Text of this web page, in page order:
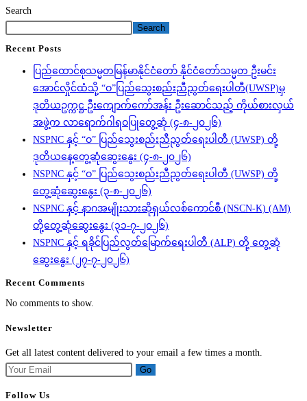
Search
Search
Recent Posts
ပြည်ထောင်စုသမ္မတမြန်မာနိုင်ငံတော် နိုင်ငံတော်သမ္မတ ဦးမင်း
အောင်လှိုင်ထံသို့ “ဝ”ပြည်သွေးစည်းညီညွတ်ရေးပါတီ(UWSP)မှ
ဒုတိယဥက္ကဋ္ဌ ဦးကျောက်ကော်အန်း ဦးဆောင်သည့် ကိုယ်စားလှယ်
အဖွဲ့က လာရောက်ဂါရဝပြုတွေ့ဆုံ (၄-၈-၂၀၂၆)
NSPNC နှင့် “ဝ” ပြည်သွေးစည်းညီညွတ်ရေးပါတီ (UWSP) တို့
ဒုတိယနေ့တွေ့ဆုံဆွေးနွေး (၄-၈-၂၀၂၆)
NSPNC နှင့် “ဝ” ပြည်သွေးစည်းညီညွတ်ရေးပါတီ (UWSP) တို့
တွေ့ဆုံဆွေးနွေး (၃-၈-၂၀၂၆)
NSPNC နှင့် နာဂအမျိုးသားဆိုရှယ်လစ်ကောင်စီ (NSCN-K) (AM)
တို့တွေ့ဆုံဆွေးနွေး (၃၁-၇-၂၀၂၆)
NSPNC နှင့် ရခိုင်ပြည်လွတ်မြောက်ရေးပါတီ (ALP) တို့ တွေ့ဆုံ
ဆွေးနွေး (၂၇-၇-၂၀၂၆)
Recent Comments
No comments to show.
Newsletter
Get all latest content delivered to your email a few times a month.
Go
Follow Us